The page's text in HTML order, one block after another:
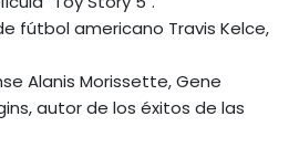
fútbol americano Travis Kelce,
Alanis Morissette, Gene
autor de los éxitos de las